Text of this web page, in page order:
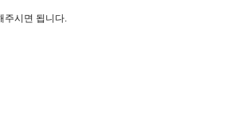
주시면 됩니다.